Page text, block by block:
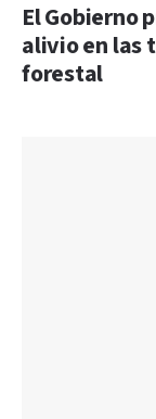
El Gobierno
alivio en las
forestal